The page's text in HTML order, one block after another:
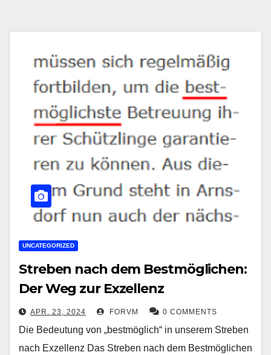
UNCATEGORIZED
Streben nach dem Bestmöglichen:
Der Weg zur Exzellenz
APR. 23, 2024 FORVM 0 COMMENTS
Die Bedeutung von „bestmöglich“ in unserem Streben
nach Exzellenz Das Streben nach dem Bestmöglichen